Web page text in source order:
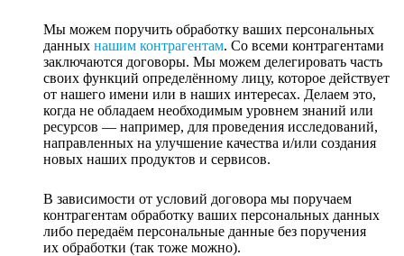
Мы можем поручить обработку ваших персональных
данных нашим контрагентам. Со всеми контрагентами
заключаются договоры. Мы можем делегировать часть
своих функций определённому лицу, которое действует
от нашего имени или в наших интересах. Делаем это,
когда не обладаем необходимым уровнем знаний или
ресурсов — например, для проведения исследований,
направленных на улучшение качества и/или создания
новых наших продуктов и сервисов.
В зависимости от условий договора мы поручаем
контрагентам обработку ваших персональных данных
либо передаём персональные данные без поручения
их обработки (так тоже можно).